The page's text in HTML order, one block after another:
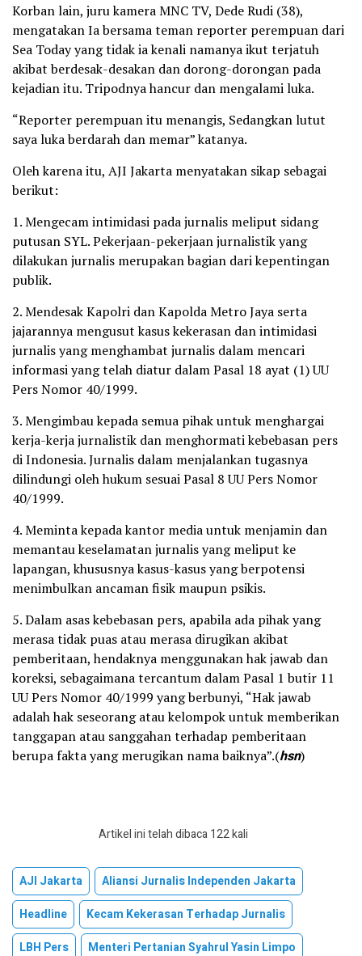
Korban lain, juru kamera MNC TV, Dede Rudi (38),
mengatakan Ia bersama teman reporter perempuan dari
Sea Today yang tidak ia kenali namanya ikut terjatuh
akibat berdesak-desakan dan dorong-dorongan pada
kejadian itu. Tripodnya hancur dan mengalami luka.
“Reporter perempuan itu menangis, Sedangkan lutut
saya luka berdarah dan memar” katanya.
Oleh karena itu, AJI Jakarta menyatakan sikap sebagai
berikut:
1.⁠ ⁠⁠Mengecam intimidasi pada jurnalis meliput sidang
putusan SYL. Pekerjaan-pekerjaan jurnalistik yang
dilakukan jurnalis merupakan bagian dari kepentingan
publik.
2. ⁠Mendesak Kapolri dan Kapolda Metro Jaya serta
jajarannya mengusut kasus kekerasan dan intimidasi
jurnalis yang menghambat jurnalis dalam mencari
informasi yang telah diatur dalam Pasal 18 ayat (1) UU
Pers Nomor 40/1999.
3.⁠ ⁠⁠Mengimbau kepada semua pihak untuk menghargai
kerja-kerja jurnalistik dan menghormati kebebasan pers
di Indonesia. Jurnalis dalam menjalankan tugasnya
dilindungi oleh hukum sesuai Pasal 8 UU Pers Nomor
40/1999.
4.⁠ ⁠⁠Meminta kepada kantor media untuk menjamin dan
memantau keselamatan jurnalis yang meliput ke
lapangan, khususnya kasus-kasus yang berpotensi
menimbulkan ancaman fisik maupun psikis.
5.⁠ ⁠⁠Dalam asas kebebasan pers, apabila ada pihak yang
merasa tidak puas atau merasa dirugikan akibat
pemberitaan, hendaknya menggunakan hak jawab dan
koreksi, sebagaimana tercantum dalam Pasal 1 butir 11
UU Pers Nomor 40/1999 yang berbunyi, “Hak jawab
adalah hak seseorang atau kelompok untuk memberikan
tanggapan atau sanggahan terhadap pemberitaan
berupa fakta yang merugikan nama baiknya”.(hsn)
Artikel ini telah dibaca 122 kali
AJI Jakarta
Aliansi Jurnalis Independen Jakarta
Headline
Kecam Kekerasan Terhadap Jurnalis
LBH Pers
Menteri Pertanian Syahrul Yasin Limpo